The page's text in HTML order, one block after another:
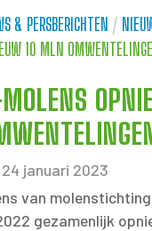
& PERSBERICHTEN /
10 MLN
januari 2023
van molenstichting
gezamenlijk